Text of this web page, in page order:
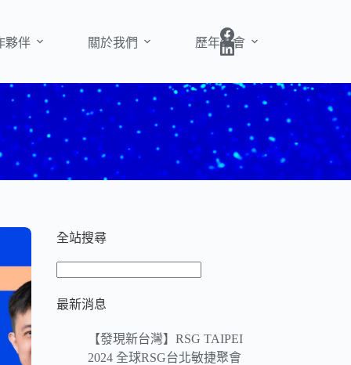
夥伴 關於我們 歷年年會
全站搜尋
最新消息
【發現新台灣】RSG TAIPEI
2024 全球RSG台北敏捷聚會